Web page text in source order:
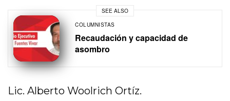
SEE ALSO
COLUMNISTAS
Recaudación y capacidad de
asombro
Lic. Alberto Woolrich Ortíz.